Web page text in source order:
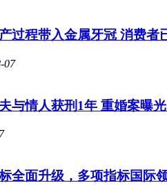
过程带入金属牙冠 消费者
07
与情人获刑1年 重婚案曝
全面升级，多项指标国际